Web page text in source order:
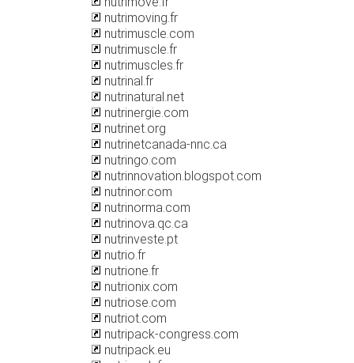
nutrimoving.fr
nutrimuscle.com
nutrimuscle.fr
nutrimuscles.fr
nutrinal.fr
nutrinatural.net
nutrinergie.com
nutrinet.org
nutrinetcanada-nnc.ca
nutringo.com
nutrinnovation.blogspot.com
nutrinor.com
nutrinorma.com
nutrinova.qc.ca
nutrinveste.pt
nutrio.fr
nutrione.fr
nutrionix.com
nutriose.com
nutriot.com
nutripack-congress.com
nutripack.eu